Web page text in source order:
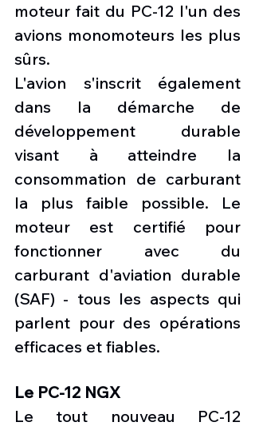
moteur fait du PC-12 l'un des
avions monomoteurs les plus
sûrs.
L'avion s'inscrit également
dans la démarche de
développement durable
visant à atteindre la
consommation de carburant
la plus faible possible. Le
moteur est certifié pour
fonctionner avec du
carburant d'aviation durable
(SAF) - tous les aspects qui
parlent pour des opérations
efficaces et fiables.
Le PC-12 NGX
Le tout nouveau PC-12